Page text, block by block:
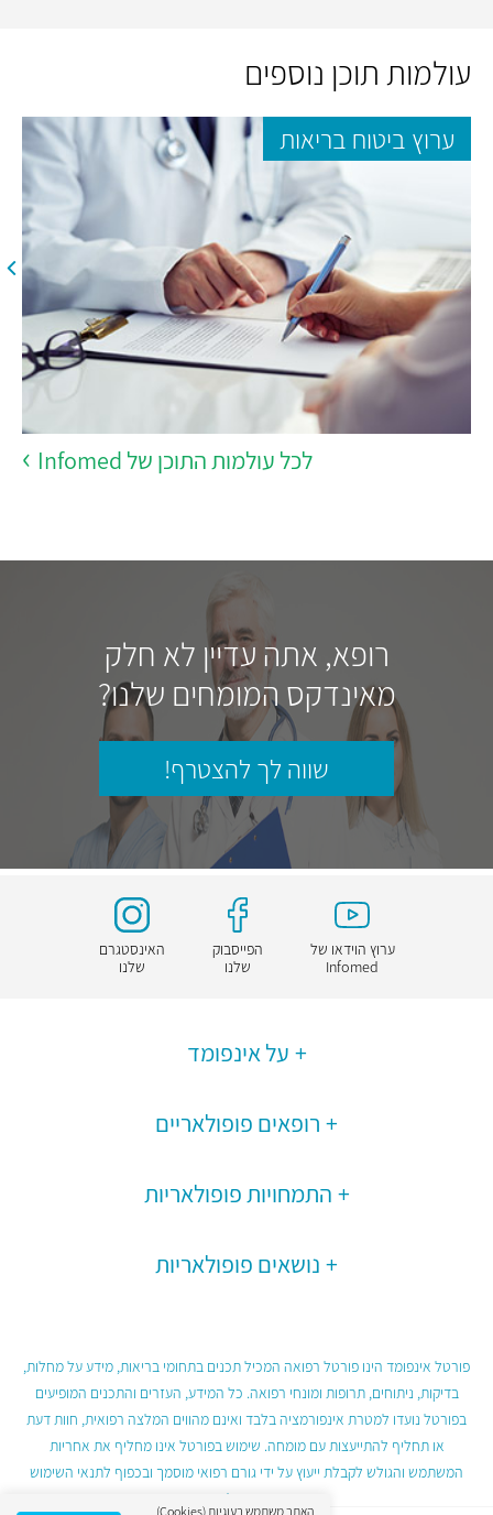
עולמות תוכן נוספים
ערוץ ביטוח בריאות
לכל עולמות התוכן של Infomed
רופא, אתה עדיין לא חלק
מאינדקס המומחים שלנו?
שווה לך להצטרף!
ערוץ הוידאו של
Infomed
הפייסבוק
שלנו
האינסטגרם
שלנו
על אינפומד
רופאים פופולאריים
התמחויות פופולאריות
נושאים פופולאריות
פורטל אינפומד הינו פורטל רפואה המכיל תכנים בתחומי בריאות, מידע על מחלות,
בדיקות, ניתוחים, תרופות ומונחי רפואה. כל המידע, העזרים והתכנים המופיעים
בפורטל נועדו למטרת אינפורמציה בלבד ואינם מהווים המלצה רפואית, חוות דעת
או תחליף להתייעצות עם מומחה. שימוש בפורטל אינו מחליף את אחריות
המשתמש והגולש לקבלת ייעוץ על ידי גורם רפואי מוסמך ובכפוף לתנאי השימוש
בפורטל.
האתר משתמש בעוגיות (Cookies)